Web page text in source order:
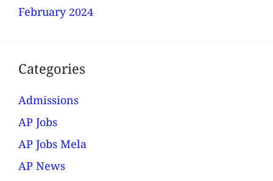
February 2024
Categories
Admissions
AP Jobs
AP Jobs Mela
AP News